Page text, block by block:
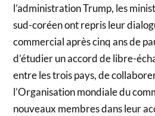
l’administration Trump, les
sud-coréen ont repris leur
commercial après cinq ans de
d’étudier un accord de libre-
entre les trois pays, de
l’Organisation mondiale du
nouveaux membres dans leur